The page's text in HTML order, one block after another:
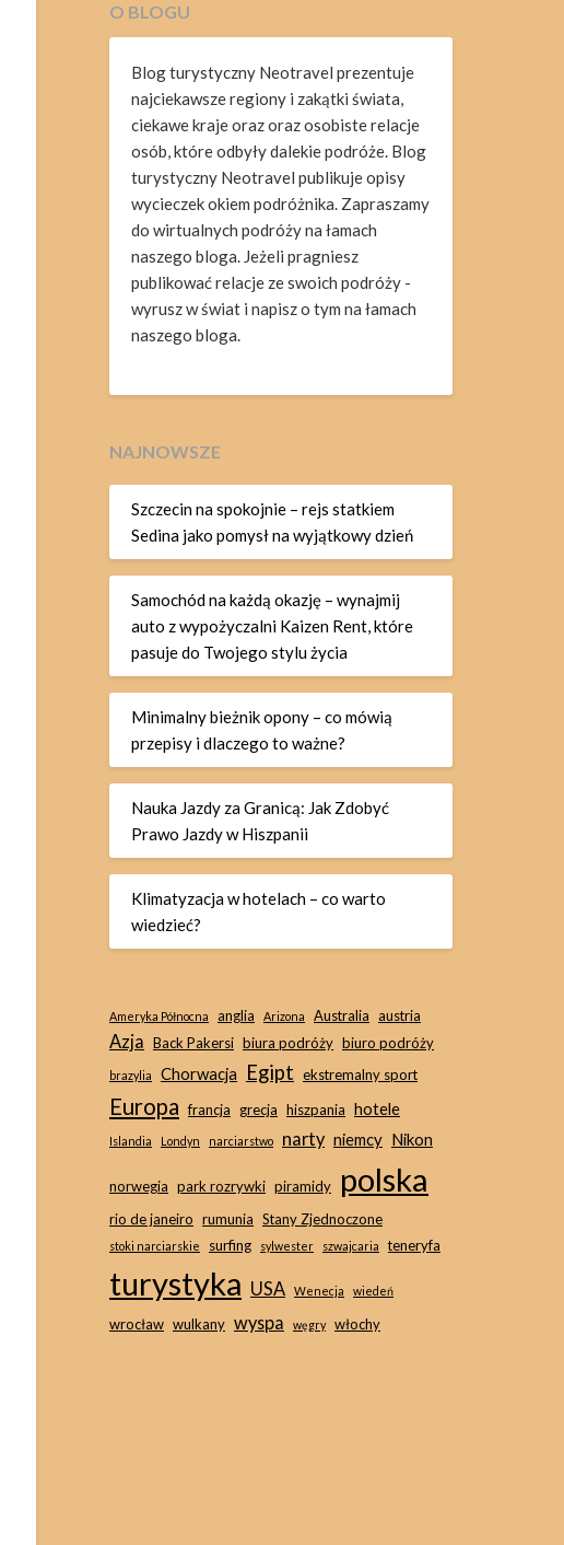
O BLOGU
Blog turystyczny Neotravel prezentuje
najciekawsze regiony i zakątki świata,
ciekawe kraje oraz oraz osobiste relacje
osób, które odbyły dalekie podróże. Blog
turystyczny Neotravel publikuje opisy
wycieczek okiem podróżnika. Zapraszamy
do wirtualnych podróży na łamach
naszego bloga. Jeżeli pragniesz
publikować relacje ze swoich podróży -
wyrusz w świat i napisz o tym na łamach
naszego bloga.
NAJNOWSZE
Szczecin na spokojnie – rejs statkiem
Sedina jako pomysł na wyjątkowy dzień
Samochód na każdą okazję – wynajmij
auto z wypożyczalni Kaizen Rent, które
pasuje do Twojego stylu życia
Minimalny bieżnik opony – co mówią
przepisy i dlaczego to ważne?
Nauka Jazdy za Granicą: Jak Zdobyć
Prawo Jazdy w Hiszpanii
Klimatyzacja w hotelach – co warto
wiedzieć?
Ameryka Północna anglia Arizona Australia austria
Azja Back Pakersi biura podróży biuro podróży
brazylia Chorwacja Egipt ekstremalny sport
Europa francja grecja hiszpania hotele
Islandia Londyn narciarstwo narty niemcy Nikon
norwegia park rozrywki piramidy polska
rio de janeiro rumunia Stany Zjednoczone
stoki narciarskie surfing sylwester szwajcaria teneryfa
turystyka USA Wenecja wiedeń
wrocław wulkany wyspa węgry włochy